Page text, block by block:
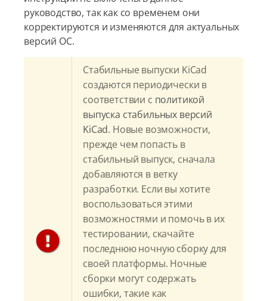
руководство, так как со временем они
корректируются и изменяются для актуальных
версий ОС.
Стабильные выпуски KiCad
создаются периодически в
соответствии с политикой
выпуска стабильных версий
KiCad. Новые возможности,
прежде чем попасть в
стабильный выпуск, сначала
добавляются в ветку
разработки. Если вы хотите
воспользоваться этими
возможностями и помочь в их
тестировании, скачайте
последнюю ночную сборку для
своей платформы. Ночные
сборки могут содержать
ошибки, такие как